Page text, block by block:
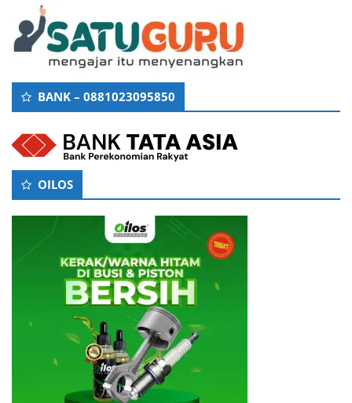
BANK – 0881023095850
OILOS